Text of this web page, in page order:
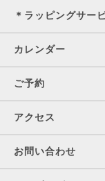
＊ラッピングサー
カレンダー
ご予約
アクセス
お問い合わせ